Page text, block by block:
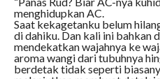
menghidupkan AC.
Saat kekagetanku belum
di dahiku. Dan kali ini bahkan
mendekatkan wajahnya ke
aroma wangi dari tubuhnya
berdetak tidak seperti